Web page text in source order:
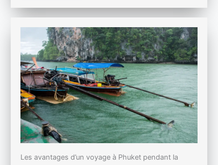
Les avantages d’un voyage à Phuket pendant la